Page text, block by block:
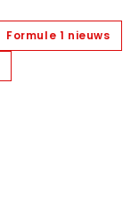
Formule 1 nieuws